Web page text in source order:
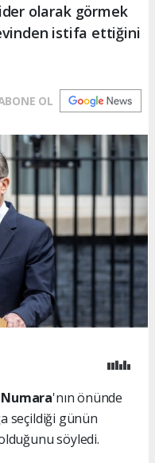
olarak görmek
istifa ettiğini
OL
'nın önünde
seçildiği günün
söyledi.